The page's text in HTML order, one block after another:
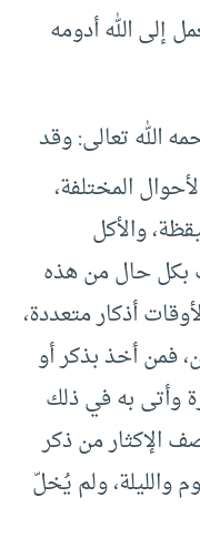
إلى الله أدومه
الله تعالى: وقد
المختلفة،
والأكل
بكل حال من هذه
أذكار متعددة،
فمن أخذ بذكر أو
وأتى به في ذلك
الإكثار من ذكر
والليلة، ولم يُخلّ